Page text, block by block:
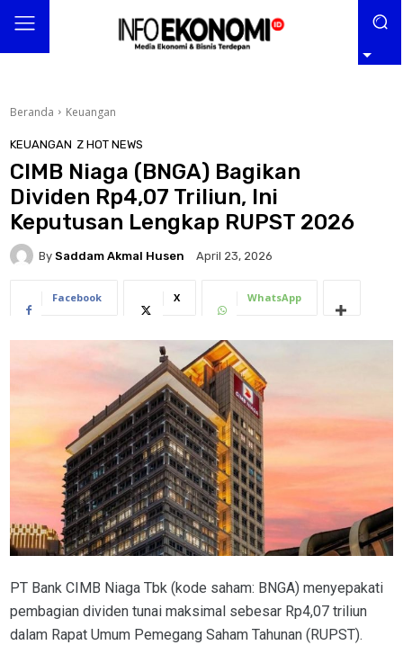
Beranda Keuangan
KEUANGAN Z HOT NEWS
CIMB Niaga (BNGA) Bagikan
Dividen Rp4,07 Triliun, Ini
Keputusan Lengkap RUPST 2026
By Saddam Akmal Husen April 23, 2026
Facebook X WhatsApp
PT Bank CIMB Niaga Tbk (kode saham: BNGA) menyepakati
pembagian dividen tunai maksimal sebesar Rp4,07 triliun
dalam Rapat Umum Pemegang Saham Tahunan (RUPST).